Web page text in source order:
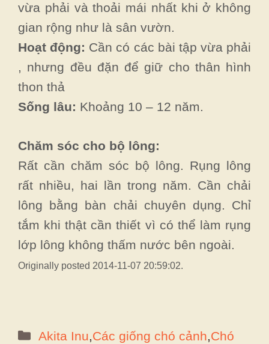
vừa phải và thoải mái nhất khi ở không
gian rộng như là sân vườn.
Hoạt động: Cần có các bài tập vừa phải
, nhưng đều đặn để giữ cho thân hình
thon thả
Sống lâu: Khoảng 10 – 12 năm.
Chăm sóc cho bộ lông:
Rất cần chăm sóc bộ lông. Rụng lông
rất nhiều, hai lần trong năm. Cần chải
lông bằng bàn chải chuyên dụng. Chỉ
tắm khi thật cần thiết vì có thể làm rụng
lớp lông không thấm nước bên ngoài.
Originally posted 2014-11-07 20:59:02.
Danh
Akita Inu Các giống chó cảnh Chó